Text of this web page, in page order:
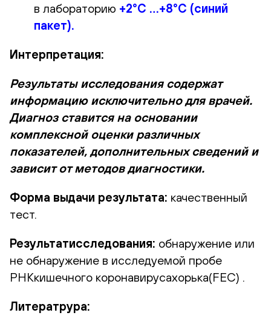
в лабораторию +2°С …+8°С (синий
пакет).
Интерпретация:
Результаты исследования содержат
информацию исключительно для врачей.
Диагноз ставится на основании
комплексной оценки различных
показателей, дополнительных сведений и
зависит от методов диагностики.
Форма выдачи результата: качественный
тест.
Результатисследования: обнаружение или
не обнаружение в исследуемой пробе
РНКкишечного коронавирусахорька(FEC) .
Литератрура: